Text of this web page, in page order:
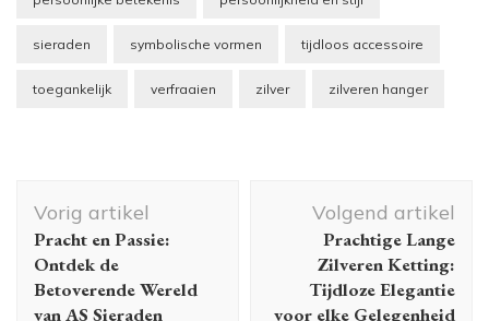
sieraden symbolische vormen tijdloos accessoire
toegankelijk verfraaien zilver zilveren hanger
Vorig artikel
Pracht en Passie:
Ontdek de
Betoverende Wereld
van AS Sieraden
Volgend artikel
Prachtige Lange
Zilveren Ketting:
Tijdloze Elegantie
voor elke Gelegenheid